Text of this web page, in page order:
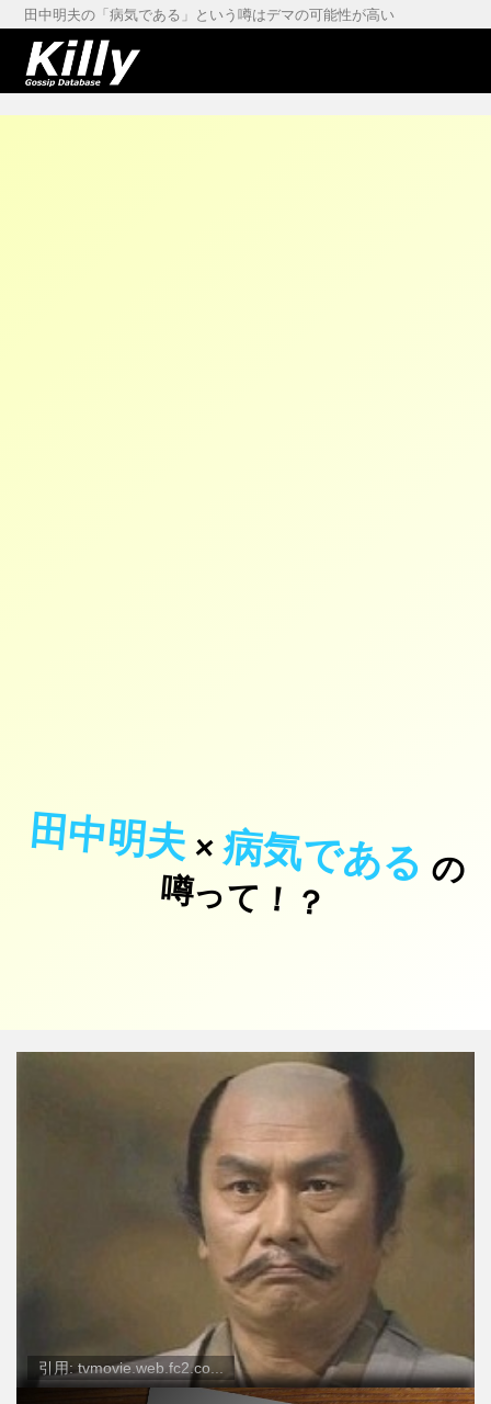
田中明夫の「病気である」という噂はデマの可能性が高い
田中明夫×病気である の
噂
っ
て
！
？
引用: tvmovie.web.fc2.co...